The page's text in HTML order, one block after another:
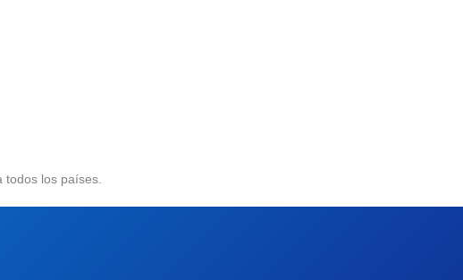
los países.